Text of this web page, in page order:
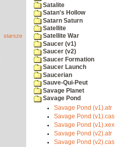
starsze
Satalite
Satan's Hollow
Satarn Saturn
Satellite
Satellite War
Saucer (v1)
Saucer (v2)
Saucer Formation
Saucer Launch
Saucerian
Sauve-Qui-Peut
Savage Planet
Savage Pond
Savage Pond (v1).atr
Savage Pond (v1).cas
Savage Pond (v1).xex
Savage Pond (v2).atr
Savage Pond (v2).cas